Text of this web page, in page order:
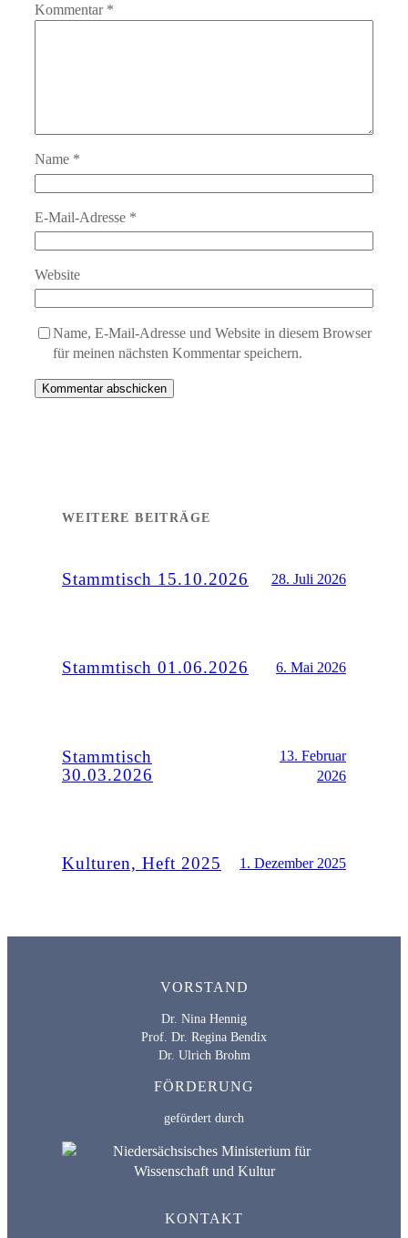
Kommentar *
Name *
E-Mail-Adresse *
Website
Name, E-Mail-Adresse und Website in diesem Browser
für meinen nächsten Kommentar speichern.
WEITERE BEITRÄGE
Stammtisch 15.10.2026 28. Juli 2026
Stammtisch 01.06.2026 6. Mai 2026
Stammtisch
30.03.2026
13. Februar
2026
Kulturen, Heft 2025 1. Dezember 2025
VORSTAND
Dr. Nina Hennig
Prof. Dr. Regina Bendix
Dr. Ulrich Brohm
FÖRDERUNG
gefördert durch
KONTAKT